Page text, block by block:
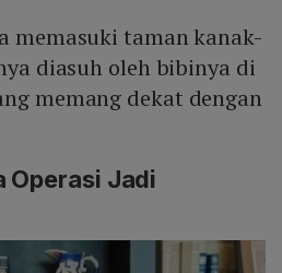
memasuki taman kanak-
diasuh oleh bibinya di
memang dekat dengan
Operasi Jadi